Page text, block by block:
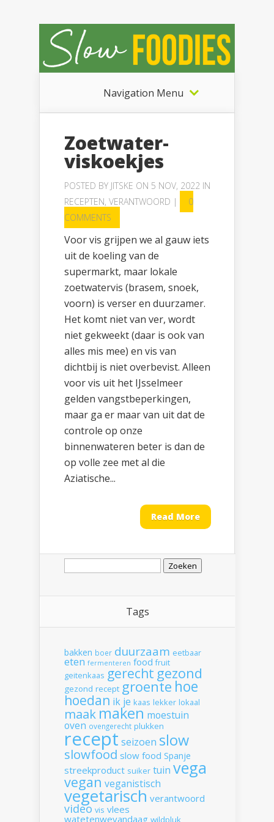
Navigation Menu
Zoetwater-
viskoekjes
POSTED BY JITSKE ON 5 NOV, 2022 IN
RECEPTEN, VERANTWOORD |
0
COMMENTS
Voor vis grijpen we al gauw iets
uit de koeling van de
supermarkt, maar lokale
zoetwatervis (brasem, snoek,
voorn) is verser en duurzamer.
Het komt niet van ver, wordt
niet gekweekt (daar is ook van
alles mis mee) en vis van
dichtbij is niet overbevist. Alleen
voor vis uit het IJsselmeer
gelden vangstbeperkingen,
maar ga er maar van uit dat de
controle op onze
binnenwateren beter is dan de
op volle zee met al die
Aziatische...
Read More
Zoeken
Tags
bakken boer duurzaam eetbaar
eten fermenteren food fruit
geitenkaas gerecht gezond
gezond recept groente hoe
hoedan ik je kaas lekker lokaal
maak maken moestuin
oven ovengerecht plukken
recept seizoen slow
slowfood slow food Spanje
streekproduct suiker tuin vega
vegan veganistisch
vegetarisch verantwoord
video vis vlees
watetenwevandaag wildpluk